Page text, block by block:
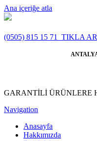
Ana içeriğe atla
(0505) 815 15 71 TIKLA
GARANTİLİ ÜRÜNLERE
Navigation
Anasayfa
Hakkımızda